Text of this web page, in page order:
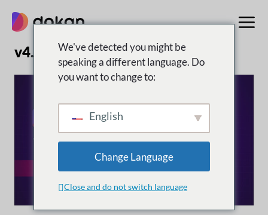
contenu
v4.0.9 | 16 septembre 2025
We've detected you might be
speaking a different language. Do
you want to change to:
English
Change Language
Close and do not switch language